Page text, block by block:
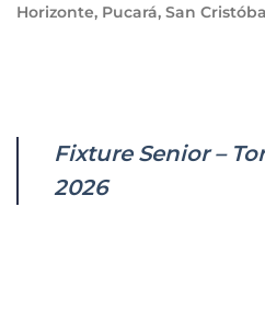
Horizonte, Pucará, San
Fixture Senior –
2026